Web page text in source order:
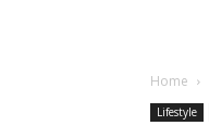
Home
Lifestyle